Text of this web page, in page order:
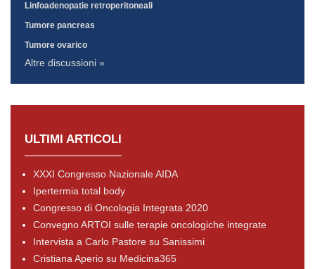
Linfoadenopatie retroperitoneali
Tumore pancreas
Tumore ovarico
Altre discussioni »
ULTIMI ARTICOLI
XXXI Congresso Nazionale AIDA
Ipertermia total body
Congresso di Oncologia Integrata 2020
Convegno ARTOI sulle terapie oncologiche integrate
Intervista a Carlo Pastore su Sanissimi
Cristiana Aperio su Medicina365